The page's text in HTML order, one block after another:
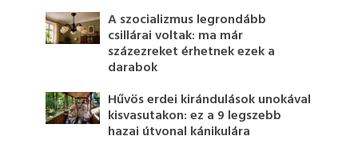
A szocializmus legrondább
csillárai voltak: ma már
százezreket érhetnek ezek a
darabok
Hűvös erdei kirándulások unokával
kisvasutakon: ez a 9 legszebb
hazai útvonal kánikulára